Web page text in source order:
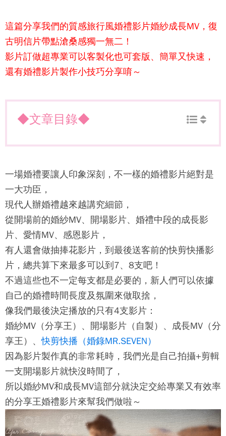
這篇分享我們的質感旅行風婚禮影片婚紗成長MV，復
古明信片帶點滄桑感獨一無二！
影片訂做超專業可以客製化也可套版、簡單又快速，
還有婚禮影片製作小技巧分享唷～
◆文章目錄◆
一場婚禮要讓人印象深刻，不一樣的婚禮影片絕對是
一大功臣，
現代人辦婚禮越來越講究細節，
從開場前的婚紗MV、開場影片、婚禮中段的成長影
片、愛情MV、感恩影片，
有人還會做抽捧花影片，到最後送客前的快剪快播影
片，總共算下來最多可以到7、8支吧！
不過這些也不一定每支都是必要的，新人們可以依據
自己的婚禮時間長度及氛圍來做取捨，
像我們最後決定播放的只有4支影片：
婚紗MV（分享王）、開場影片（自製）、成長MV（分
享王）、快剪快播（婚錄MR.SEVEN）
因為影片製作真的非常耗時，我們光是自己拍攝+剪輯
一支開場影片就快沒時間了，
所以婚紗MV和成長MV這部分就決定交給專業又有效率
的分享王婚禮影片來幫我們做啦～